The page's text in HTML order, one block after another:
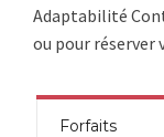
Adaptabilité
ou pour réserver
Forfaits